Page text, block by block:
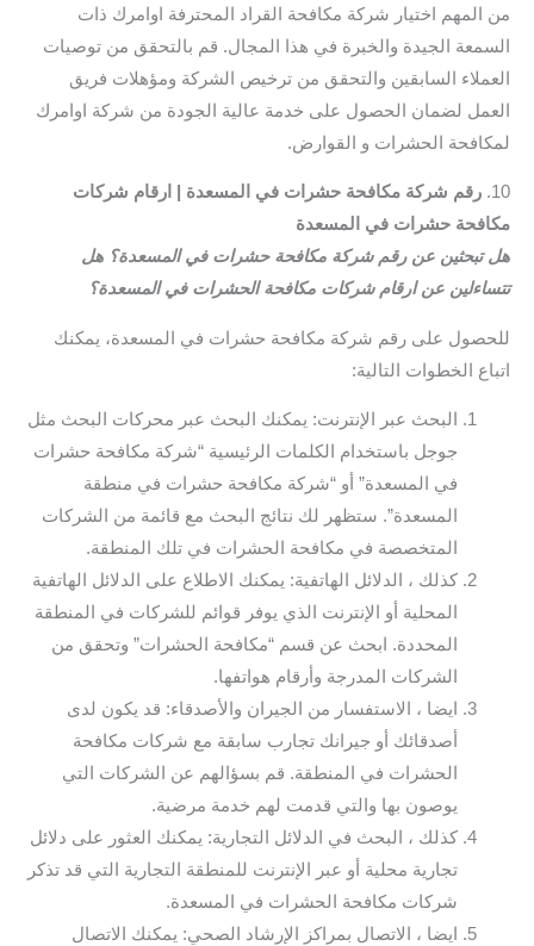
من المهم اختيار شركة مكافحة القراد المحترفة اوامرك ذات
السمعة الجيدة والخبرة في هذا المجال. قم بالتحقق من توصيات
العملاء السابقين والتحقق من ترخيص الشركة ومؤهلات فريق
العمل لضمان الحصول على خدمة عالية الجودة من شركة اوامرك
لمكافحة الحشرات و القوارض.
10. رقم شركة مكافحة حشرات في المسعدة | ارقام شركات
مكافحة حشرات في المسعدة
هل تبحثين عن رقم شركة مكافحة حشرات في المسعدة؟ هل
تتساءلين عن ارقام شركات مكافحة الحشرات في المسعدة؟
للحصول على رقم شركة مكافحة حشرات في المسعدة، يمكنك
اتباع الخطوات التالية:
البحث عبر الإنترنت: يمكنك البحث عبر محركات البحث مثل
جوجل باستخدام الكلمات الرئيسية “شركة مكافحة حشرات
في المسعدة” أو “شركة مكافحة حشرات في منطقة
المسعدة”. ستظهر لك نتائج البحث مع قائمة من الشركات
المتخصصة في مكافحة الحشرات في تلك المنطقة.
كذلك ، الدلائل الهاتفية: يمكنك الاطلاع على الدلائل الهاتفية
المحلية أو الإنترنت الذي يوفر قوائم للشركات في المنطقة
المحددة. ابحث عن قسم “مكافحة الحشرات” وتحقق من
الشركات المدرجة وأرقام هواتفها.
ايضا ، الاستفسار من الجيران والأصدقاء: قد يكون لدى
أصدقائك أو جيرانك تجارب سابقة مع شركات مكافحة
الحشرات في المنطقة. قم بسؤالهم عن الشركات التي
يوصون بها والتي قدمت لهم خدمة مرضية.
كذلك ، البحث في الدلائل التجارية: يمكنك العثور على دلائل
تجارية محلية أو عبر الإنترنت للمنطقة التجارية التي قد تذكر
شركات مكافحة الحشرات في المسعدة.
ايضا ، الاتصال بمراكز الإرشاد الصحي: يمكنك الاتصال